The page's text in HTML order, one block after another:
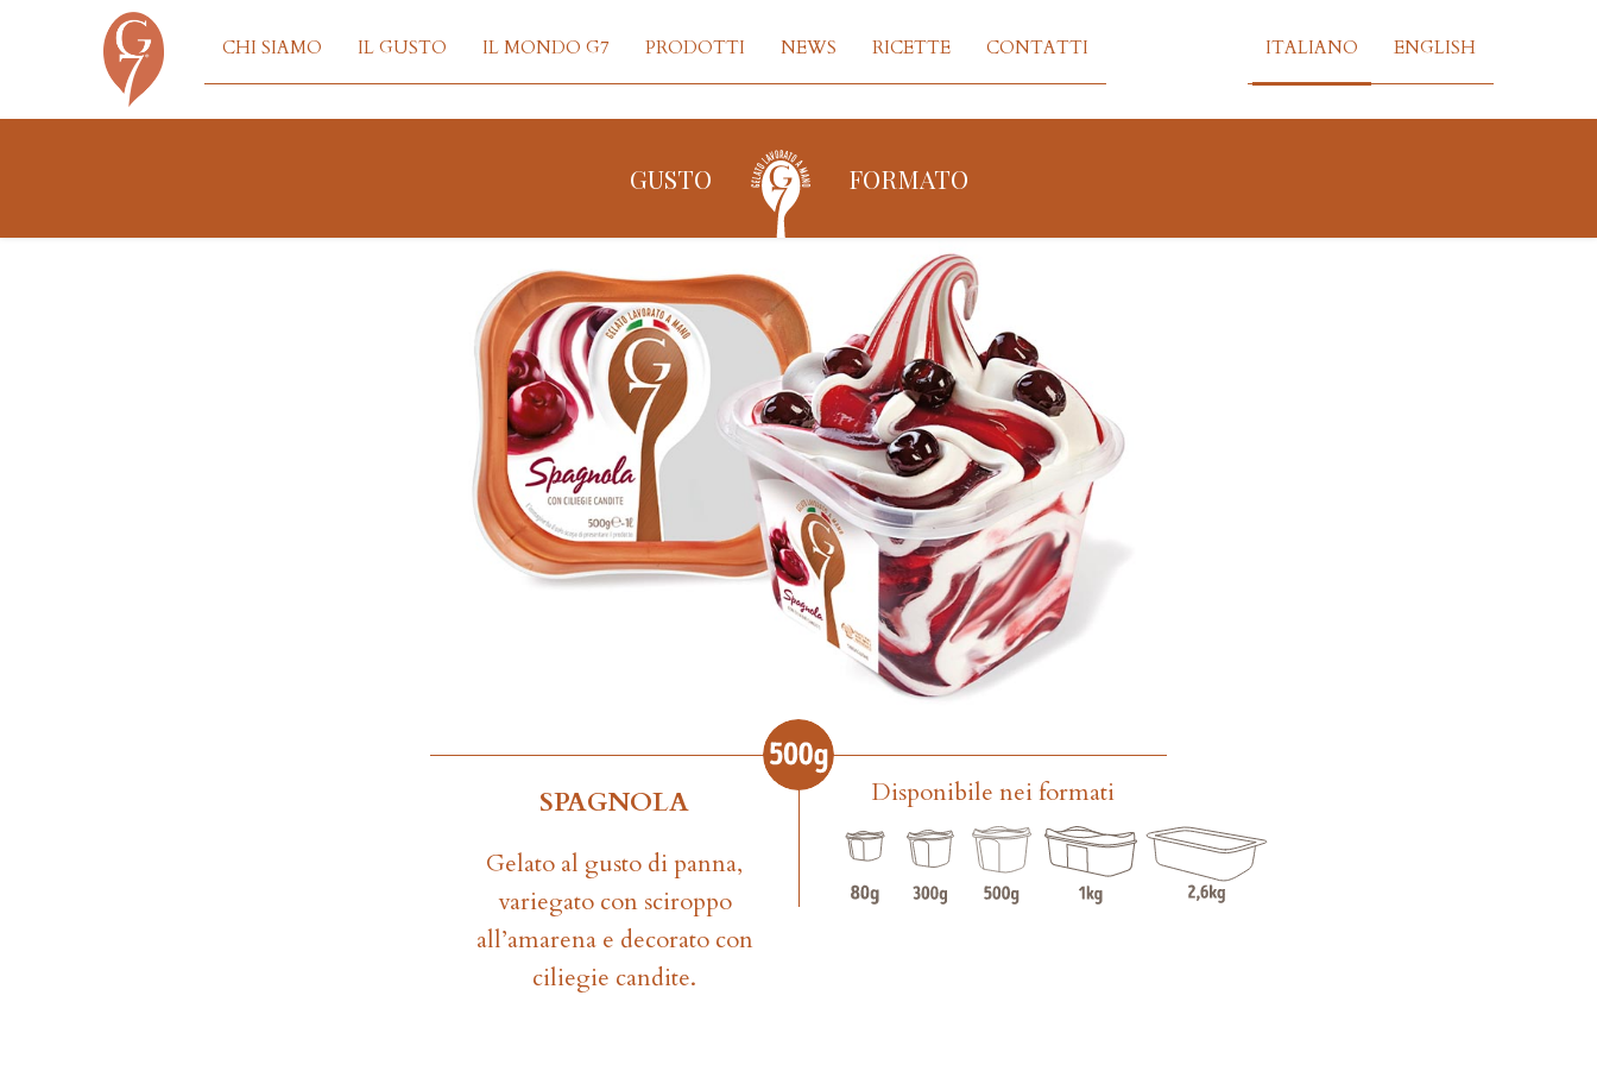
ITALIANO ENGLISH
CHI SIAMO IL GUSTO IL MONDO G7 PRODOTTI NEWS RICETTE CONTATTI
GUSTO FORMATO
SPAGNOLA
Gelato al gusto di panna,
variegato con sciroppo
all’amarena e decorato con
ciliegie candite.
Disponibile nei formati